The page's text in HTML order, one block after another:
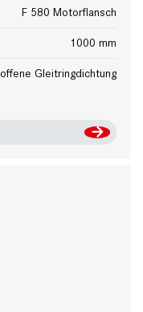
F 580 Motorflansch
1000 mm
offene Gleitringdichtung